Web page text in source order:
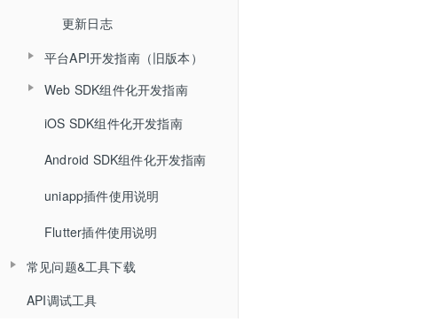
批量上传在线文档
更新日志
平台API开发指南（旧版本）
API概述
小班课管理API
聊天相关API
回放相关API
自动登录相关API
接口认证相关API
THQS相关API
Web SDK组件化开发指南
Web SDK音视频API文档
Web排麦组件化
Web聊天组件化
Web文档组件化
Web媒体组件化
iOS SDK组件化开发指南
Android SDK组件化开发指南
uniapp插件使用说明
Flutter插件使用说明
常见问题&工具下载
常见问题
API调试工具